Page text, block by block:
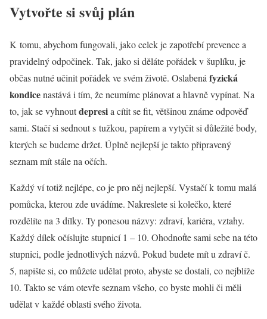
Vytvořte si svůj plán
K tomu, abychom fungovali, jako celek je zapotřebí prevence a
pravidelný odpočinek. Tak, jako si děláte pořádek v šuplíku, je
občas nutné učinit pořádek ve svém životě. Oslabená fyzická
kondicenastává i tím, že neumíme plánovat a hlavně vypínat. Na
to, jak se vyhnoutdepresia cítit se fit, většinou známe odpověď
sami. Stačí si sednout s tužkou, papírem a vytyčit si důležité body,
kterých se budeme držet. Úplně nejlepší je takto připravený
seznam mít stále na očích.
Každý ví totiž nejlépe, co je pro něj nejlepší. Vystačí k tomu malá
pomůcka, kterou zde uvádíme. Nakreslete si kolečko, které
rozdělíte na 3 dílky. Ty ponesou názvy: zdraví, kariéra, vztahy.
Každý dílek očíslujte stupnicí 1 – 10. Ohodnoťte sami sebe na této
stupnici, podle jednotlivých názvů. Pokud budete mít u zdraví č.
5, napište si, co můžete udělat proto, abyste se dostali, co nejblíže
10. Takto se vám otevře seznam všeho, co byste mohli či měli
udělat v každé oblasti svého života.